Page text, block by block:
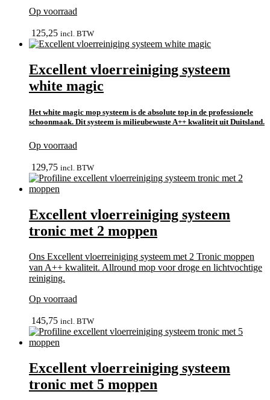
Op voorraad
125,25 incl. BTW
Excellent vloerreiniging systeem
white magic
Het white magic mop systeem is de absolute top in de professionele
schoonmaak. Dit systeem is milieubewuste A++ kwaliteit uit Duitsland.
Op voorraad
129,75 incl. BTW
Excellent vloerreiniging systeem
tronic met 2 moppen
Ons Excellent vloerreiniging systeem met 2 Tronic moppen
van A++ kwaliteit. Allround mop voor droge en lichtvochtige
reiniging.
Op voorraad
145,75 incl. BTW
Excellent vloerreiniging systeem
tronic met 5 moppen